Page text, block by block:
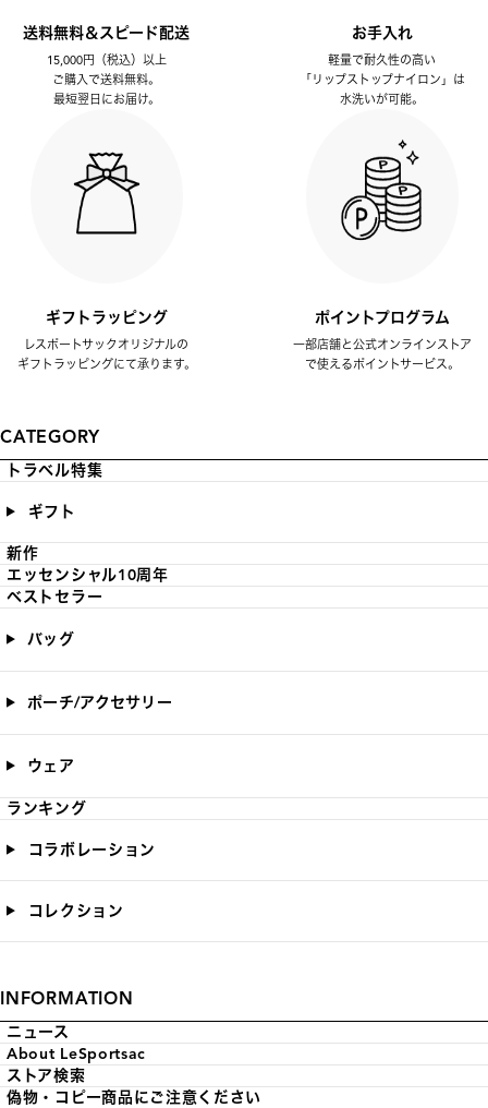
送料無料＆スピード配送
15,000円（税込）以上
ご購入で送料無料。
最短翌日にお届け。
お手入れ
軽量で耐久性の高い
「リップストップナイロン」は
水洗いが可能。
ギフトラッピング
レスポートサックオリジナルの
ギフトラッピングにて承ります。
ポイントプログラム
一部店舗と公式オンラインストア
で使えるポイントサービス。
CATEGORY
トラベル特集
ギフト
新作
エッセンシャル10周年
ベストセラー
バッグ
ポーチ/アクセサリー
ウェア
ランキング
コラボレーション
コレクション
INFORMATION
ニュース
About LeSportsac
ストア検索
偽物・コピー商品にご注意ください